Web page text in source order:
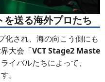
を送る海外プロたち
化され、海の向こう側にも
大会「VCT Stage2 Maste
イバルたちによって、
。